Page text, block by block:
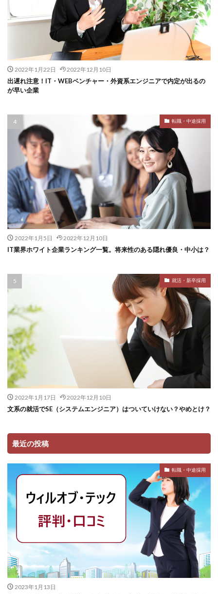
2022年1月22日 2022年12月10日
出遅れ注意！IT・WEBベンチャー・外資系エンジニアで内定が出るの
が早い企業
転職・中途採用
2022年1月5日 2022年12月10日
IT業界ホワイト企業ランキング一覧。将来性のある隠れ優良・中小は？
就活・新卒採用
2022年1月17日 2022年12月10日
文系の就活でSE（システムエンジニア）はついていけない？やめとけ？
最近の投稿
転職・中途採用
2023年1月13日